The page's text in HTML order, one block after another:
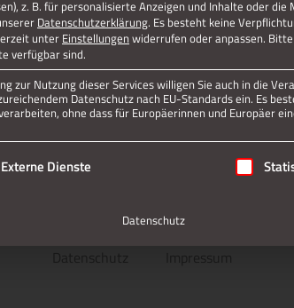
z. B. für personalisierte Anzeigen und Inhalte oder die
Datenschutzerklärung. Es besteht keine
unterEinstellungen widerrufen oder anpassen.
verfügbar sind.
zur Nutzung dieser Services willigen Sie auch in die
Datenschutz nach EU-Standards ein. Es
ohne dass für Europäerinnen und Europäer
kann. Die erste Service-Gruppe ist
Externe Dienste
Datenschutz